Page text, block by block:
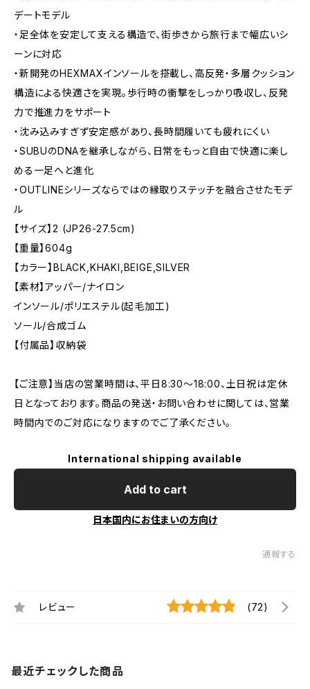
デートモデル
・足全体を安定して支える構造で、街歩きから旅行まで幅広いシ
ーンに対応
・新開発のHEXMAXインソールを搭載し、高反発・多層クッション
構造による快適さを実現。歩行時の衝撃をしっかり吸収し、反発
力で推進力をサポート
・沈み込みすぎず安定感があり、長時間履いても疲れにくい
・SUBUのDNAを継承しながら、日常をもっと自由で快適に楽し
める一足へと進化
・OUTLINEシリーズならではの縁取りステッチを融合させたモデ
ル
【サイズ】2 (JP26-27.5cm)
【重量】604g
【カラー】BLACK,KHAKI,BEIGE,SILVER
【素材】アッパー/ナイロン
インソール/ポリエステル(起毛加工)
ソール/合成ゴム
【付属品】収納袋
【ご注意】当店の営業時間は、平日8:30～18:00、土日祝は定休
日となっております。商品の発送・お問い合わせに関しては、営業
時間内でのご対応になりますのでご了承ください。
International shipping available
Add to cart
日本国内にお住まいの方向け
通報する
レビュー (72)
最近チェックした商品